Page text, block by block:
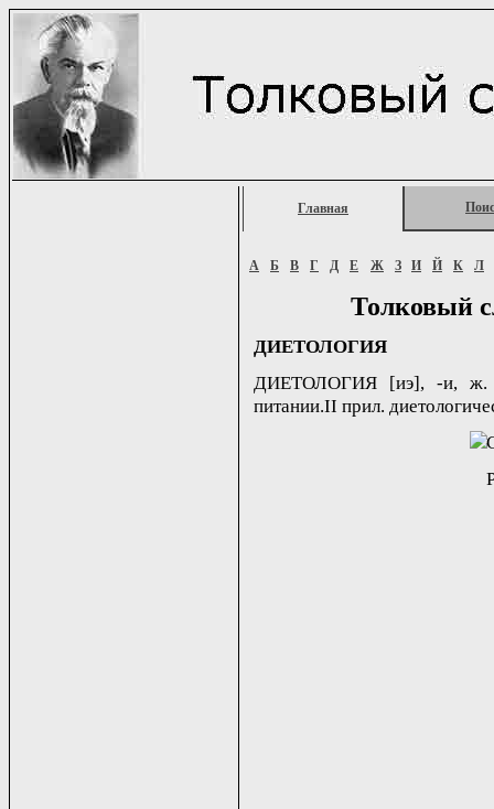
Главная
А Б В Г Д Е Ж З И Й К Л
Толковый
ДИЕТОЛОГИЯ
ДИЕТОЛОГИЯ [иэ], -и, ж.
питании.II прил.